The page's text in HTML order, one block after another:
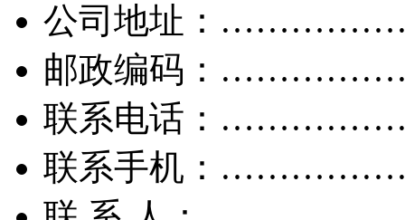
公司地址：
邮政编码：
联系电话：
联系手机：